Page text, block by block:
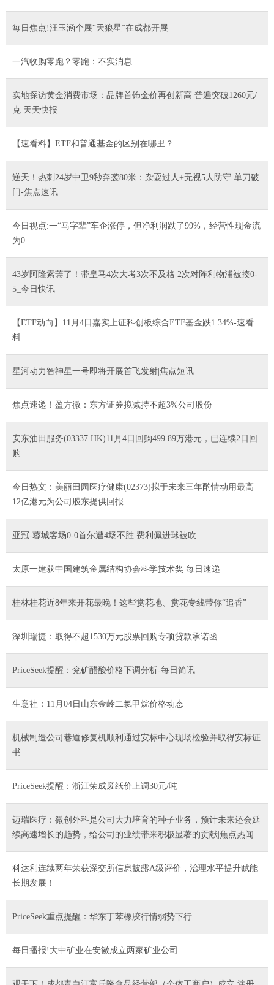
每日焦点!汪玉涵个展“天狼星”在成都开展
一汽收购零跑？零跑：不实消息
实地探访黄金消费市场：品牌首饰金价再创新高 普遍突破1260元/
克 天天快报
【速看料】ETF和普通基金的区别在哪里？
逆天！热刺24岁中卫9秒奔袭80米：杂耍过人+无视5人防守 单刀破
门-焦点速讯
今日视点:一“马字辈”车企涨停，但净利润跌了99%，经营性现金流
为0
43岁阿隆索蔫了！带皇马4次大考3次不及格 2次对阵利物浦被揍0-
5_今日快讯
【ETF动向】11月4日嘉实上证科创板综合ETF基金跌1.34%-速看
料
星河动力智神星一号即将开展首飞发射|焦点短讯
焦点速递！盈方微：东方证券拟减持不超3%公司股份
安东油田服务(03337.HK)11月4日回购499.89万港元，已连续2日回
购
今日热文：美丽田园医疗健康(02373)拟于未来三年酌情动用最高
12亿港元为公司股东提供回报
亚冠-蓉城客场0-0首尔遭4场不胜 费利佩进球被吹
太原一建获中国建筑金属结构协会科学技术奖 每日速递
桂林桂花近8年来开花最晚！这些赏花地、赏花专线带你“追香”
深圳瑞捷：取得不超1530万元股票回购专项贷款承诺函
PriceSeek提醒：兖矿醋酸价格下调分析-每日简讯
生意社：11月04日山东金岭二氯甲烷价格动态
机械制造公司巷道修复机顺利通过安标中心现场检验并取得安标证
书
PriceSeek提醒：浙江荣成废纸价上调30元/吨
迈瑞医疗：微创外科是公司大力培育的种子业务，预计未来还会延
续高速增长的趋势，给公司的业绩带来积极显著的贡献|焦点热闻
科达利连续两年荣获深交所信息披露A级评价，治理水平提升赋能
长期发展！
PriceSeek重点提醒：华东丁苯橡胶行情弱势下行
每日播报!大中矿业在安徽成立两家矿业公司